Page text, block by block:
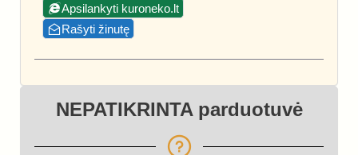
Apsilankyti kuroneko.lt
Rašyti žinutę
NEPATIKRINTA parduotuvė